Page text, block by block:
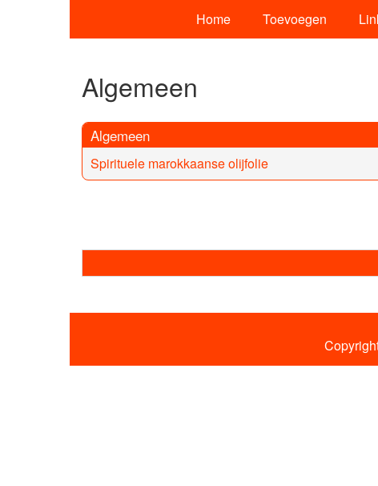
Home Toevoegen
Algemeen
Algemeen
Spirituele marokkaanse olijfolie